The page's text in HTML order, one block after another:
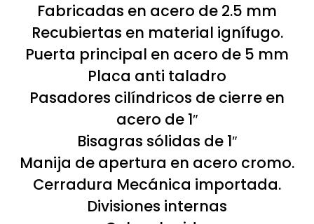
Fabricadas en acero de 2.5 mm
Recubiertas en material ignífugo.
Puerta principal en acero de 5 mm
Placa anti taladro
Pasadores cilíndricos de cierre en
acero de 1″
Bisagras sólidas de 1″
Manija de apertura en acero cromo.
Cerradura Mecánica importada.
Divisiones internas